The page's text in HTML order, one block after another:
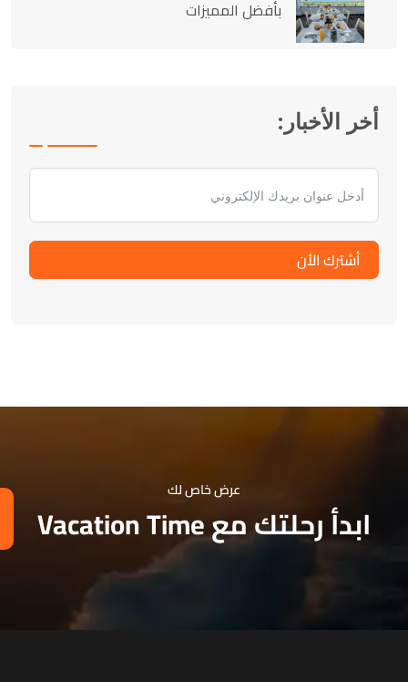
بأفضل المميزات
أخر الأخبار:
أشترك الأن
عرض خاص لك
ابدأ رحلتك مع Vacation Time